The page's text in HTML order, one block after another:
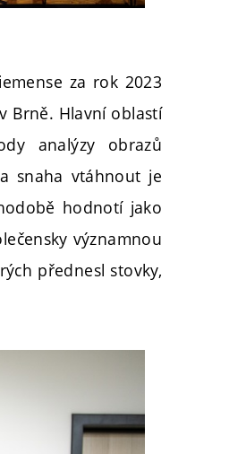
za rok 2023
Brně. Hlavní oblastí
analýzy obrazů
snaha vtáhnout je
hodnotí jako
významnou
přednesl stovky,